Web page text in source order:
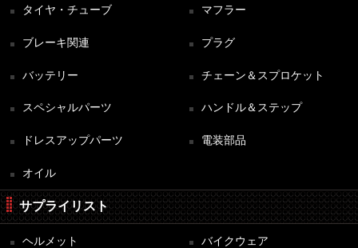
タイヤ・チューブ マフラー
ブレーキ関連 プラグ
バッテリー チェーン＆スプロケット
スペシャルパーツ ハンドル＆ステップ
ドレスアップパーツ 電装部品
オイル
サプライリスト
ヘルメット バイクウェア